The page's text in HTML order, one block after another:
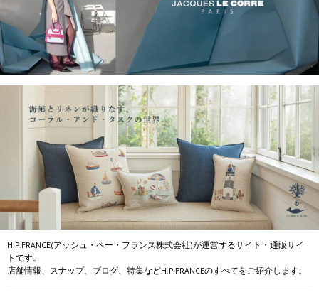
H.P.FRANCE(アッシュ・ペー・フランス株式会社)が運営するサイト・通販サイ
トです。
店舗情報、スナップ、ブログ、特集などH.P.FRANCEのすべてをご紹介します。